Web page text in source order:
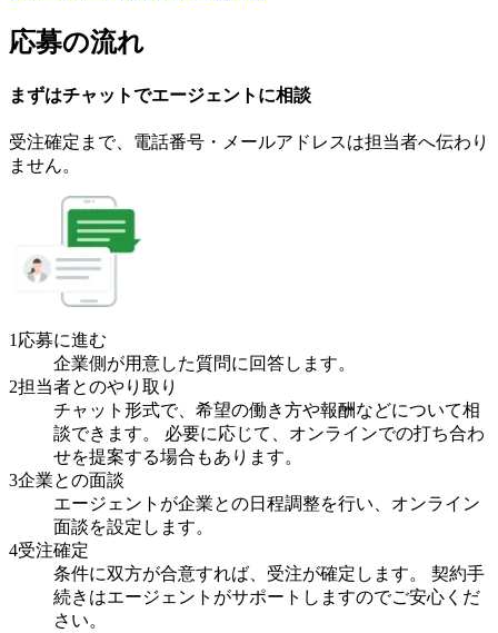
応募の流れ
まずはチャットでエージェント に相談
受注確定まで、 電話番号・メールアドレスは担当者へ伝わり
ません。
1 応募に進む
企業側が用意した質問に回答します。
2担当者とのやり取り
チャット形式で、希望の働き方や報酬などについて相
談できます。 必要に応じて、オンラインでの打ち合わ
せを提案する場合もあります。
3企業との面談
エージェントが企業との日程調整を行い、オンライン
面談を設定します。
4受注確定
条件に双方が合意すれば、受注が確定します。 契約手
続きはエージェントがサポートしますのでご安心くだ
さい。